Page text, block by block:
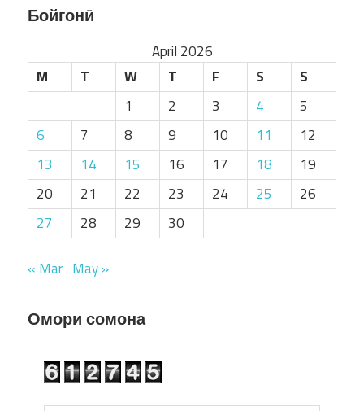
Бойгонӣ
April 2026
M
T W T F S
S
1
2 3 4
5
6
7 8 9 10 11
12
13
14 15 16 17 18
19
20
21 22 23 24 25
26
27
28 29 30
« Mar May »
Омори сомона